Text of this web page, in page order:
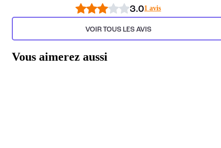
3.01 avis
VOIR TOUS LES AVIS
Vous aimerez aussi